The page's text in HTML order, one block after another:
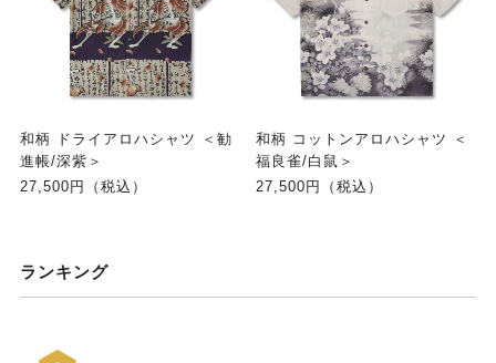
和柄 ドライアロハシャツ ＜勧
進帳/深紫＞
27,500円（税込）
和柄 コットンアロハシャツ ＜
福良雀/白鼠＞
27,500円（税込）
ランキング